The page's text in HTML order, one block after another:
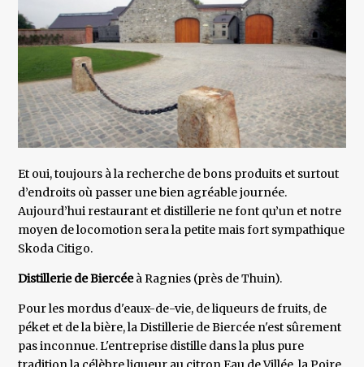
Et oui, toujours à la recherche de bons produits et surtout
d’endroits où passer une bien agréable journée.
Aujourd’hui restaurant et distillerie ne font qu’un et notre
moyen de locomotion sera la petite mais fort sympathique
Skoda Citigo.
Distillerie de Biercéeà Ragnies (près de Thuin).
Pour les mordus d'eaux-de-vie, de liqueurs de fruits, de
péket et de la bière, la Distillerie de Biercée n'est sûrement
pas inconnue. L'entreprise distille dans la plus pure